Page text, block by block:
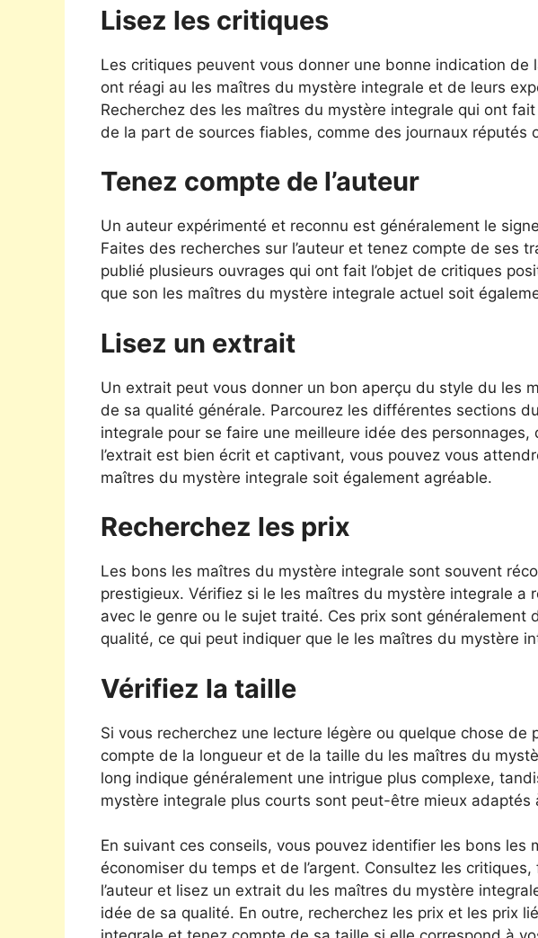
Lisez les critiques
Les critiques peuvent vous donner une bonne indication de
ont réagi au les maîtres du mystère integrale et de leurs
Recherchez des les maîtres du mystère integrale qui ont
de la part de sources fiables, comme des journaux réputés
Tenez compte de l’auteur
Un auteur expérimenté et reconnu est généralement le
Faites des recherches sur l’auteur et tenez compte de ses
publié plusieurs ouvrages qui ont fait l’objet de critiques
que son les maîtres du mystère integrale actuel soit
Lisez un extrait
Un extrait peut vous donner un bon aperçu du style du les
de sa qualité générale. Parcourez les différentes sections
integrale pour se faire une meilleure idée des personnages,
l’extrait est bien écrit et captivant, vous pouvez vous
maîtres du mystère integrale soit également agréable.
Recherchez les prix
Les bons les maîtres du mystère integrale sont souvent
prestigieux. Vérifiez si le les maîtres du mystère integrale a
avec le genre ou le sujet traité. Ces prix sont généralement
qualité, ce qui peut indiquer que le les maîtres du mystère
Vérifiez la taille
Si vous recherchez une lecture légère ou quelque chose de
compte de la longueur et de la taille du les maîtres du
long indique généralement une intrigue plus complexe,
mystère integrale plus courts sont peut-être mieux adaptés
En suivant ces conseils, vous pouvez identifier les bons les
économiser du temps et de l’argent. Consultez les
l’auteur et lisez un extrait du les maîtres du mystère
idée de sa qualité. En outre, recherchez les prix et les prix